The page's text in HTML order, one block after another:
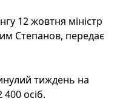
12 жовтня міністр
Степанов, передає
тиждень на
осіб.